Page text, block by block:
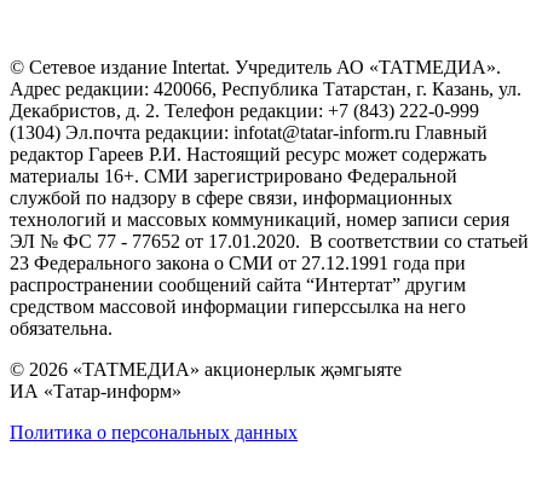
© Сетевое издание Intertat. Учредитель АО «ТАТМЕДИА».
Адрес редакции: 420066, Республика Татарстан, г. Казань, ул.
Декабристов, д. 2. Телефон редакции: +7 (843) 222-0-999
(1304) Эл.почта редакции: infotat@tatar-inform.ru Главный
редактор Гареев Р.И. Настоящий ресурс может содержать
материалы 16+. СМИ зарегистрировано Федеральной
службой по надзору в сфере связи, информационных
технологий и массовых коммуникаций, номер записи серия
ЭЛ № ФС 77 - 77652 от 17.01.2020. В соответствии со статьей
23 Федерального закона о СМИ от 27.12.1991 года при
распространении сообщений сайта “Интертат” другим
средством массовой информации гиперссылка на него
обязательна.
© 2026 «ТАТМЕДИА» акционерлык җәмгыяте
ИА «Татар-информ»
Политика о персональных данных